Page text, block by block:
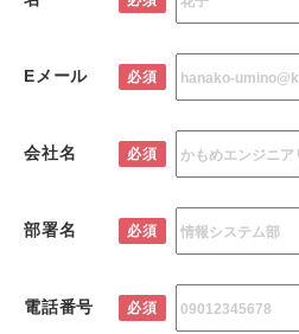
Eメール 必須
会社名 必須
部署名 必須
電話番号 必須